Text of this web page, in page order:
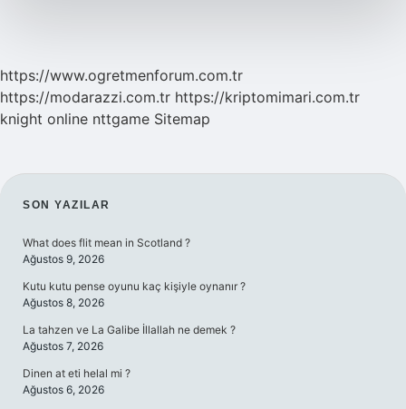
https://www.ogretmenforum.com.tr
https://modarazzi.com.tr https://kriptomimari.com.tr
knight online nttgame Sitemap
SIDEBAR
SON YAZILAR
What does flit mean in Scotland ?
Ağustos 9, 2026
Kutu kutu pense oyunu kaç kişiyle oynanır ?
Ağustos 8, 2026
La tahzen ve La Galibe İllallah ne demek ?
Ağustos 7, 2026
Dinen at eti helal mi ?
Ağustos 6, 2026